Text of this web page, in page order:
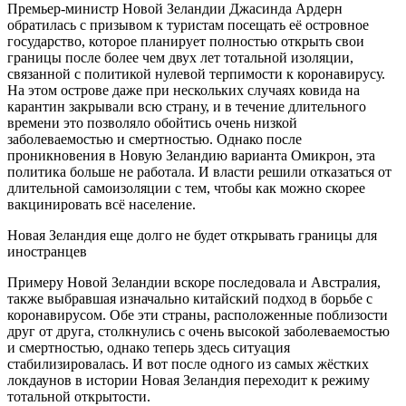
Премьер-министр Новой Зеландии Джасинда Ардерн
обратилась с призывом к туристам посещать её островное
государство, которое планирует полностью открыть свои
границы после более чем двух лет тотальной изоляции,
связанной с политикой нулевой терпимости к коронавирусу.
На этом острове даже при нескольких случаях ковида на
карантин закрывали всю страну, и в течение длительного
времени это позволяло обойтись очень низкой
заболеваемостью и смертностью. Однако после
проникновения в Новую Зеландию варианта Омикрон, эта
политика больше не работала. И власти решили отказаться от
длительной самоизоляции с тем, чтобы как можно скорее
вакцинировать всё население.
Новая Зеландия еще долго не будет открывать границы для
иностранцев
Примеру Новой Зеландии вскоре последовала и Австралия,
также выбравшая изначально китайский подход в борьбе с
коронавирусом. Обе эти страны, расположенные поблизости
друг от друга, столкнулись с очень высокой заболеваемостью
и смертностью, однако теперь здесь ситуация
стабилизировалась. И вот после одного из самых жёстких
локдаунов в истории Новая Зеландия переходит к режиму
тотальной открытости.